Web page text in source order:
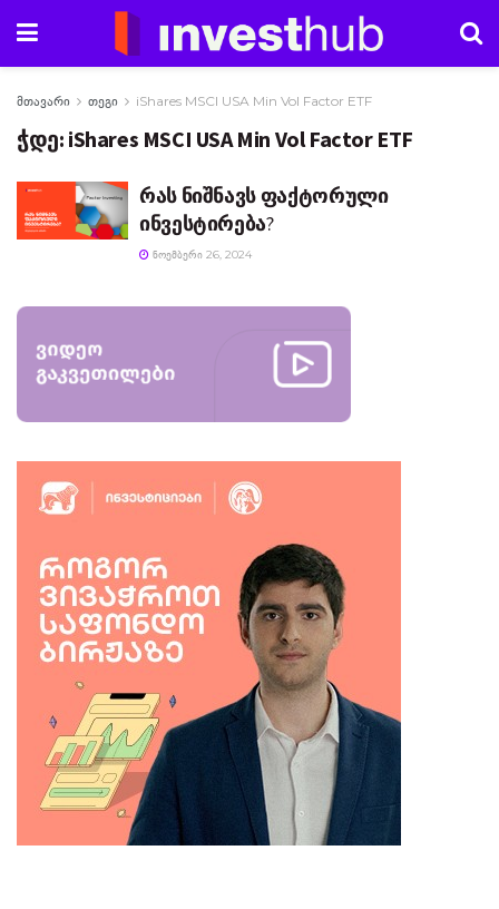
მთავარი თეგი iShares MSCI USA Min Vol Factor ETF
ჭდე: iShares MSCI USA Min Vol Factor ETF
რას ნიშნავს ფაქტორული
ინვესტირება?
ᲜᲝᲔᲛᲑᲔᲠᲘ 26, 2024